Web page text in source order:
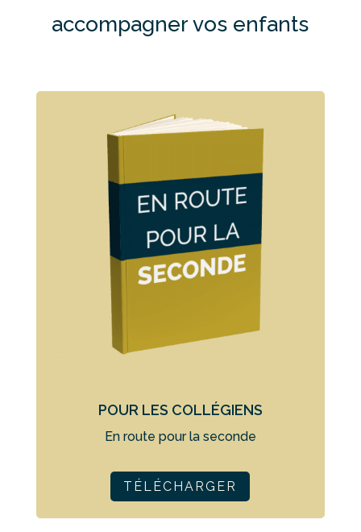
accompagner vos enfants
POUR LES COLLÉGIENS
En route pour la seconde
TÉLÉCHARGER